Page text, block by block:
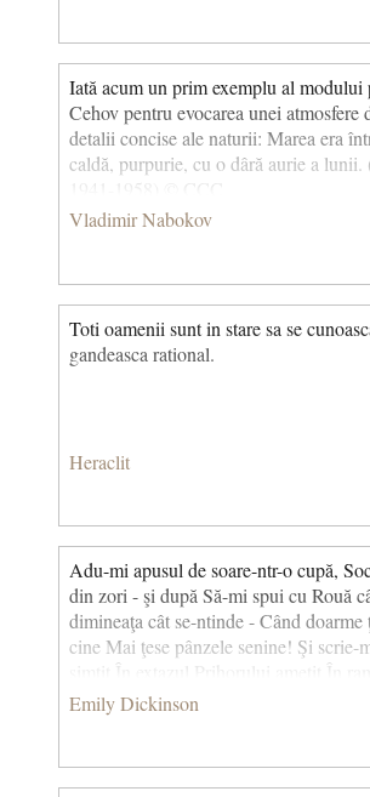
Iată acum un prim exemplu al
Cehov pentru evocarea unei atmosfere
detalii concise ale naturii: Marea era
caldă, purpurie, cu o dâră aurie a lunii.
1941-1958) © CCC
Vladimir Nabokov
Toti oamenii sunt in stare sa se
gandeasca rational.
Heraclit
Adu-mi apusul de soare-ntr-o cupă,
din zori - şi după Să-mi spui cu Rouă
dimineaţa cât se-ntinde - Când doarme
cine Mai ţese pânzele senine! Şi scrie-
simţit În extazul Prihorului ameţit În
uimire nouă - Ţestoasa câte plimbări a
câte potire a băut, La marea Orgie cu
curcubeului de cine e dusă Şi cine
supusă Cu nuiele subţiri de Azur?
Emily Dickinson